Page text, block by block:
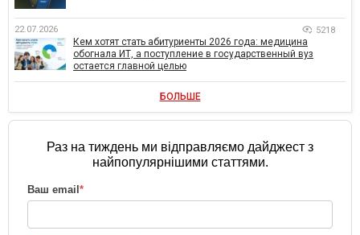
22.07.2026 5218
Кем хотят стать абитуриенты 2026 года: медицина
обогнала ИТ, а поступление в государственный вуз
остается главной целью
БОЛЬШЕ
Раз на тиждень ми відправляємо дайджест з
найпопулярнішими статтями.
Ваш email *